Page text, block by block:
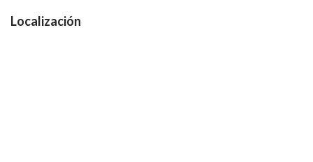
Localización